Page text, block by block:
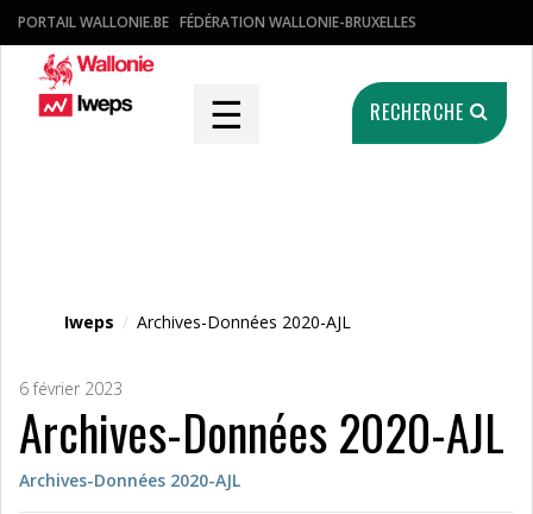
PORTAIL WALLONIE.BE FÉDÉRATION WALLONIE-BRUXELLES
☰ RECHERCHE
Iweps / Archives-Données 2020-AJL
6 février 2023
Archives-Données 2020-AJL
Archives-Données 2020-AJL